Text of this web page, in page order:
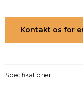
Kontakt os for
Specifikationer